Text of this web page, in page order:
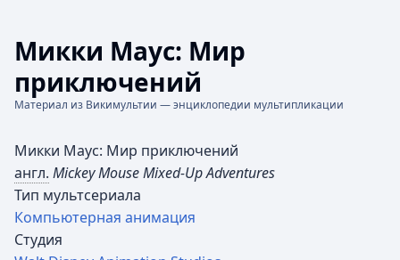
Микки Маус: Мир
приключений
Материал из Викимультии — энциклопедии мультипликации
Микки Маус: Мир приключений
англ. Mickey Mouse Mixed-Up Adventures
Тип мультсериала
Компьютерная анимация
Студия